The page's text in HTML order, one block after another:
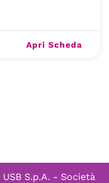
Apri Scheda
USB S.p.A. - Società